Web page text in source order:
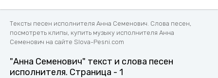
Тексты песен исполнителя Анна Семенович. Слова песен,
посмотреть клипы, купить музыку исполнителя Анна
Семенович на сайте Slova-Pesni.com
"Анна Семенович" текст и слова песен
исполнителя. Страница - 1